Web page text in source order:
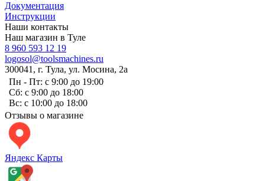
Документация
Инструкции
Наши контакты
Наш магазин в Туле
8 960 593 12 19
logosol@toolsmachines.ru
300041, г. Тула, ул. Мосина, 2а
Пн - Пт: с 9:00 до 19:00
Сб: с 9:00 до 18:00
Вс: с 10:00 до 18:00
Отзывы о магазине
Яндекс Карты